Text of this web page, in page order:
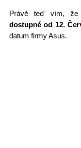
Právě teď vím, že
dostupné od 12.
datum firmy Asus.